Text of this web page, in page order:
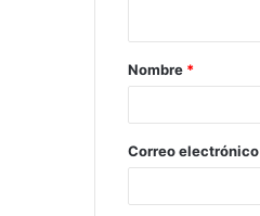
a
r
*
Nombre *
Correo electrónico